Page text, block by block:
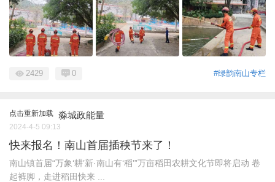
#绿韵南山专栏
2429 0
点击重新加载 淼城政能量
2024-4-5 09:13
快来报名！南山首届插秧节来了！
南山镇首届“万象‘耕’新·南山有‘稻’”万亩稻田农耕文化节即将启动 卷
起裤脚，走进稻田快来 ...